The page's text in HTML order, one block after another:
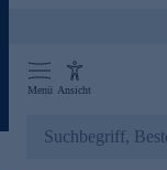
Menü Ansicht